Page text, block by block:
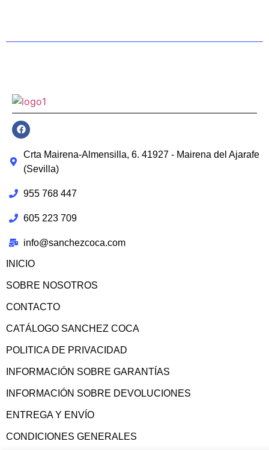
Crta Mairena-Almensilla, 6. 41927 - Mairena del Ajarafe
(Sevilla)
955 768 447
605 223 709
info@sanchezcoca.com
INICIO
SOBRE NOSOTROS
CONTACTO
CATÁLOGO SANCHEZ COCA
POLITICA DE PRIVACIDAD
INFORMACIÓN SOBRE GARANTÍAS
INFORMACIÓN SOBRE DEVOLUCIONES
ENTREGA Y ENVÍO
CONDICIONES GENERALES